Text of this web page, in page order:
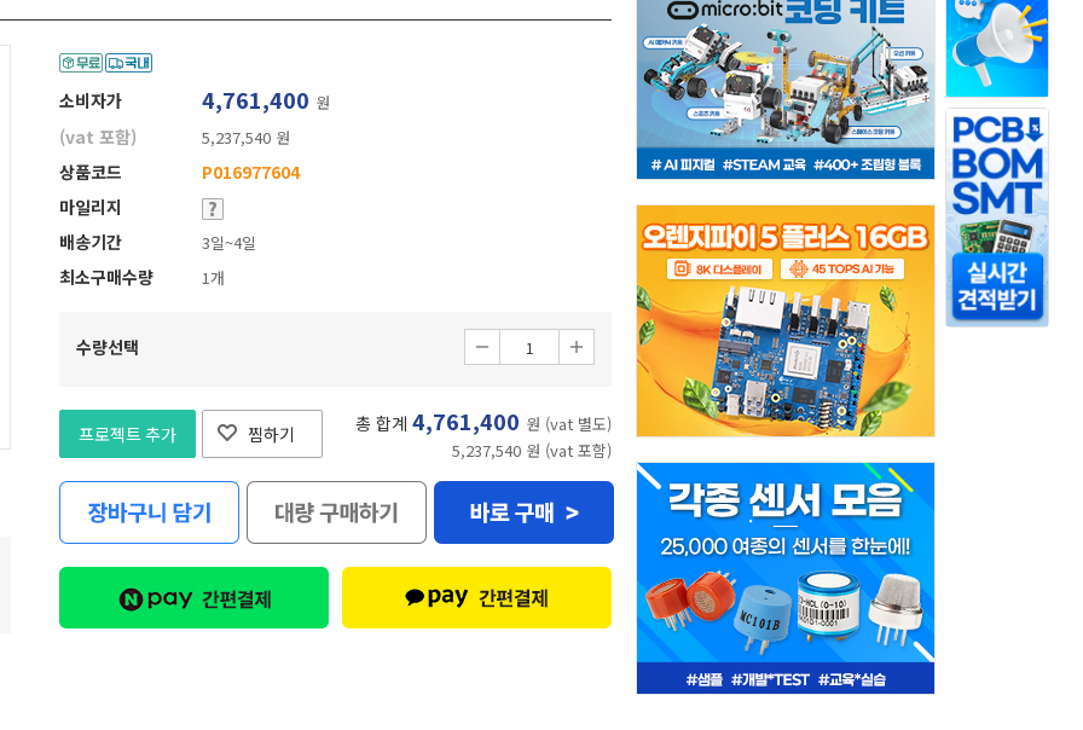
소비자가 4,761,400 원
(vat 포함) 5,237,540 원
상품코드
P016977604
마일리지
배송기간
3일~4일
최소구매수량 1개
수량선택
프로젝트 추가 찜하기 총 합계 4,761,400 원 (vat 별도)
5,237,540 원 (vat 포함)